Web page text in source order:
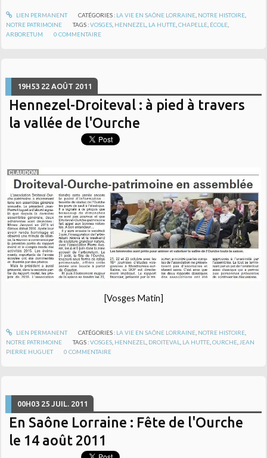
LIEN PERMANENT CATÉGORIES : LA VIE EN SAÔNE LORRAINE, NOTRE HISTOIRE,
NOTRE PATRIMOINE
TAGS :VOSGES, HENNEZEL, LA HUTTE,CHAPELLE, ÉCOLE,
ARBORETUM
0 COMMENTAIRE
19H53 22 AOÛT 2011
Hennezel-Droiteval : à pied à travers
la vallée de l'Ourche
[Vosges Matin]
LIEN PERMANENT CATÉGORIES : LA VIE EN SAÔNE LORRAINE, NOTRE HISTOIRE,
NOTRE PATRIMOINE
TAGS :VOSGES HENNEZEL DROITEVAL LA HUTTE ,OURCHE JEAN
PIERRE HUGUET
0 COMMENTAIRE
00H03 25 JUIL. 2011
En Saône Lorraine : Fête de l'Ourche
le 14 août 2011